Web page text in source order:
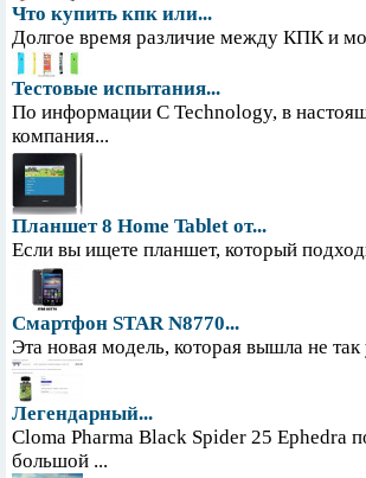
Что купить кпк или...
Долгое время различие между КПК и
Тестовые испытания...
По информации С Technology, в
компания...
Планшет 8 Home Tablet от...
Если вы ищете планшет, который
Смартфон STAR N8770...
Эта новая модель, которая вышла не
Легендарный...
Cloma Pharma Black Spider 25 Ephedra
большой ...